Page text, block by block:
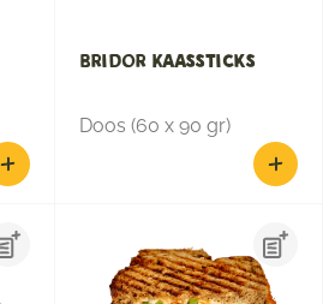
Bridor Kaassticks
Doos (60 x 90 gr)